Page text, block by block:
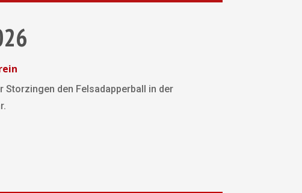
Storzingen den Felsadapperball in der